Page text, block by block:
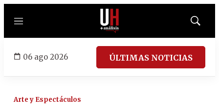
Menú
Mostrar
06 ago 2026 ÚLTIMAS NOTICIAS
Arte y Espectáculos